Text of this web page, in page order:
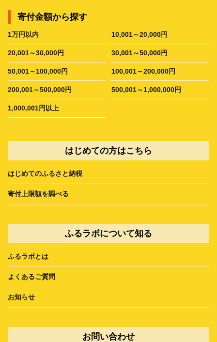
寄付金額から探す
1万円以内 10,001～20,000円
20,001～30,000円 30,001～50,000円
50,001～100,000円 100,001～200,000円
200,001～500,000円 500,001～1,000,000円
1,000,001円以上
はじめての方はこちら
はじめてのふるさと納税
寄付上限額を調べる
ふるラボについて知る
ふるラボとは
よくあるご質問
お知らせ
お問い合わせ